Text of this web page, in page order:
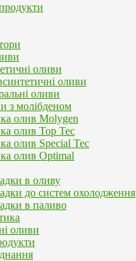
оливи
оливи
оливи
з молібденом
олив Molygen
олив Top Tec
олив Special Tec
олив Optimal
в оливу
до систем охолодження
в паливо
оливи